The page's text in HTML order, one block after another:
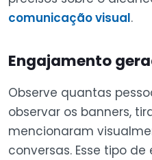
comunicação visual.
Engajamento
Observe quantas
observar os banners,
mencionaram
conversas. Esse tipo